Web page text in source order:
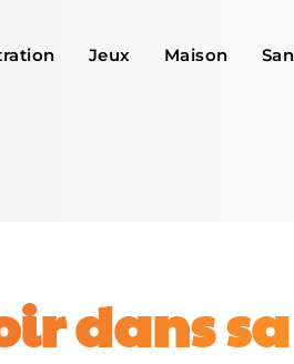
Jeux Maison
dans sa